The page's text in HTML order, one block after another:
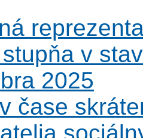
v
2025
čase